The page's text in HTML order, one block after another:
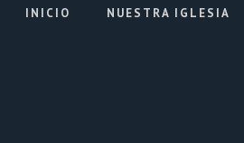
INICIO NUESTRA IGLESIA